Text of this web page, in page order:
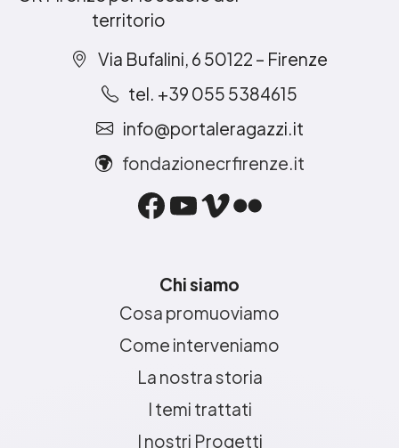
territorio
Via Bufalini, 6 50122 – Firenze
tel. +39 055 5384615
info@portaleragazzi.it
fondazionecrfirenze.it
Facebook
YouTube
Vimeo
Flickr
Chi siamo
Cosa promuoviamo
Come interveniamo
La nostra storia
I temi trattati
I nostri Progetti